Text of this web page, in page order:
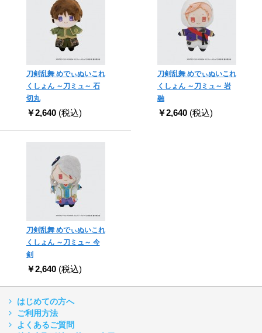
刀剣乱舞 めでぃぬいこれ
くしょん ～刀ミュ～ 石
切丸
￥2,640 (税込)
刀剣乱舞 めでぃぬいこれ
くしょん ～刀ミュ～ 岩
融
￥2,640 (税込)
刀剣乱舞 めでぃぬいこれ
くしょん ～刀ミュ～ 今
剣
￥2,640 (税込)
はじめての方へ
ご利用方法
よくあるご質問